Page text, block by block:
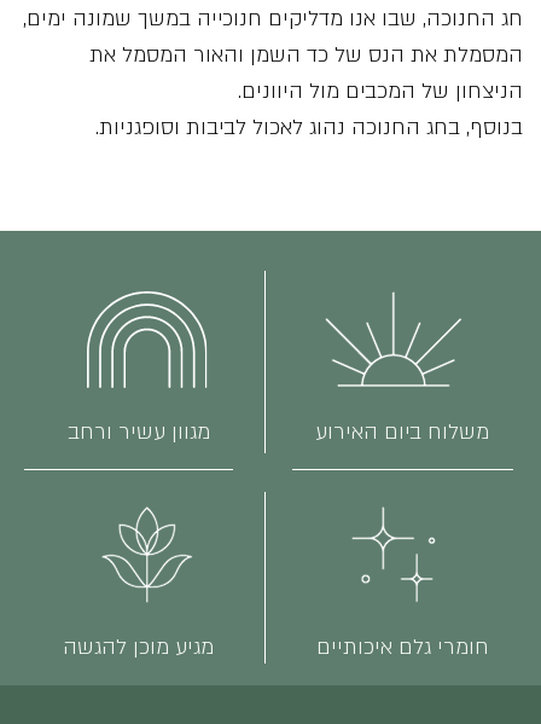
חג החנוכה, שבו אנו מדליקים חנוכייה במשך שמונה ימים,
המסמלת את הנס של כד השמן והאור המסמל את
הניצחון של המכבים מול היוונים.
בנוסף, בחג החנוכה נהוג לאכול לביבות וסופגניות.
משלוח ביום האירוע מגוון עשיר ורחב
חומרי גלם איכותיים מגיע מוכן להגשה